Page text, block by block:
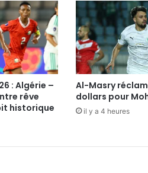
: Algérie –
rêve
historique
Al-Masry
dollars pour
il y a 4 heures